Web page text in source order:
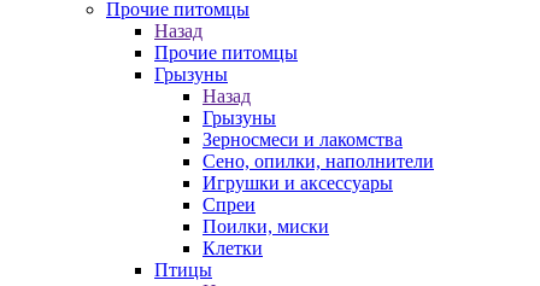
Прочие питомцы
Назад
Прочие питомцы
Грызуны
Назад
Грызуны
Зерносмеси и лакомства
Сено, опилки, наполнители
Игрушки и аксессуары
Спреи
Поилки, миски
Клетки
Птицы